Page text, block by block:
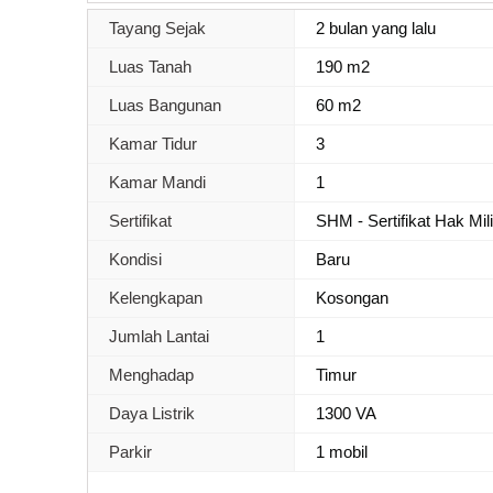
Tayang Sejak 2 bulan yang lalu
Luas Tanah 190 m2
Luas Bangunan 60 m2
Kamar Tidur 3
Kamar Mandi 1
Sertifikat SHM - Sertifikat Hak
Kondisi Baru
Kelengkapan Kosongan
Jumlah Lantai 1
Menghadap Timur
Daya Listrik 1300 VA
Parkir 1 mobil